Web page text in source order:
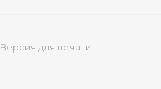
Версия для печати